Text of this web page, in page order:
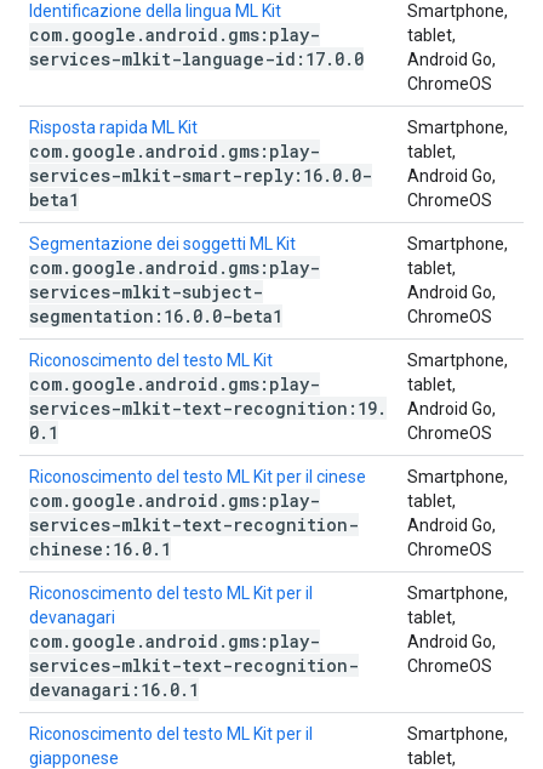
Identificazione della lingua ML Kit
com. google .android . gms:play-
services-mlkit-language-id:17. 0. 0
Smartphone,
tablet,
Android Go,
ChromeOS
Risposta rapida ML Kit
com. google .android . gms:play-
services-mlkit-smart-reply:16. 0. 0-
beta1
Smartphone,
tablet,
Android Go,
ChromeOS
Segmentazione dei soggetti ML Kit
com. google .android . gms:play-
services-mlkit-subject-
segmentation:16. 0. 0-beta1
Smartphone,
tablet,
Android Go,
ChromeOS
Riconoscimento del testo ML Kit
com. google .android . gms:play-
services-mlkit-text-recognition:19.
0. 1
Smartphone,
tablet,
Android Go,
ChromeOS
Riconoscimento del testo ML Kit per il cinese
com. google .android . gms:play-
services-mlkit-text-recognition-
chinese:16. 0. 1
Smartphone,
tablet,
Android Go,
ChromeOS
Riconoscimento del testo ML Kit per il
devanagari
com. google .android . gms:play-
services-mlkit-text-recognition-
devanagari:16. 0. 1
Smartphone,
tablet,
Android Go,
ChromeOS
Riconoscimento del testo ML Kit per il
giapponese
Smartphone,
tablet,